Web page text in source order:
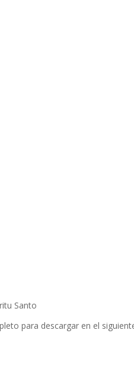
Santo
para descargar en el